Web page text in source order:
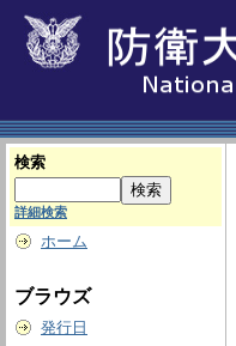
検索
詳細検索
ホーム
ブラウズ
発行日